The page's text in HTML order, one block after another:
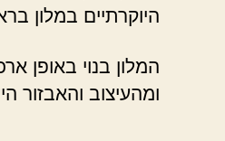
היוקרתיים במלון
המלון בנוי באופן
ומהעיצוב והאבזור